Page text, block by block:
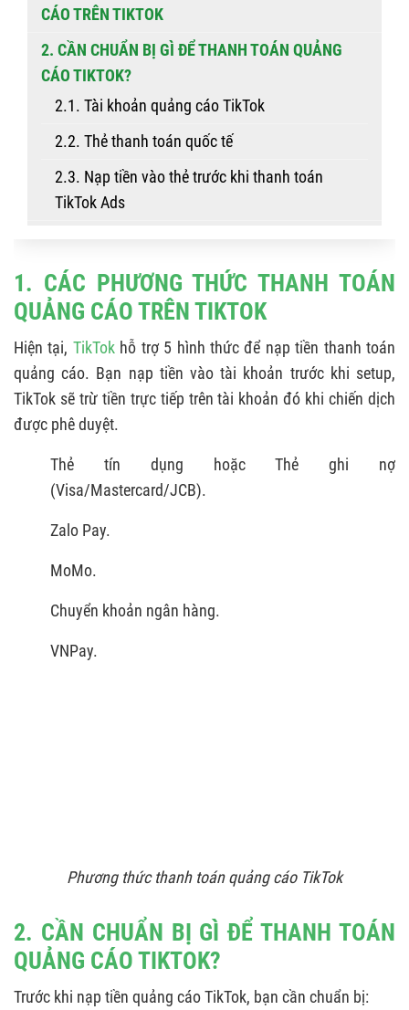
CÁO TRÊN TIKTOK
2. CẦN CHUẨN BỊ GÌ ĐỂ THANH TOÁN QUẢNG
CÁO TIKTOK?
2.1. Tài khoản quảng cáo TikTok
2.2. Thẻ thanh toán quốc tế
2.3. Nạp tiền vào thẻ trước khi thanh toán
TikTok Ads
4. THANH TOÁN QUẢNG CÁO TIKTOK QUA GMV
PAY
5. HƯỚNG DẪN KHẮC PHỤC SỰ CỐ THANH TOÁN
KHÔNG THÀNH CÔNG
4. LƯU Ý KHI NẠP TIỀN QUẢNG CÁO TIKTOK
5. CÁCH CHẠY QUẢNG CÁO TIKTOK TỪ A - Z
1. CÁC PHƯƠNG THỨC THANH TOÁN
QUẢNG CÁO TRÊN TIKTOK
Hiện tại, TikTokhỗ trợ 5 hình thức để nạp tiền thanh toán
quảng cáo. Bạn nạp tiền vào tài khoản trước khi setup,
TikTok sẽ trừ tiền trực tiếp trên tài khoản đó khi chiến dịch
được phê duyệt.
Thẻ tín dụng hoặc Thẻ ghi nợ
(Visa/Mastercard/JCB).
Zalo Pay.
MoMo.
Chuyển khoản ngân hàng.
VNPay.
Phương thức thanh toán quảng cáo TikTok
2. CẦN CHUẨN BỊ GÌ ĐỂ THANH TOÁN
QUẢNG CÁO TIKTOK?
Trước khi nạp tiền quảng cáo TikTok, bạn cần chuẩn bị: